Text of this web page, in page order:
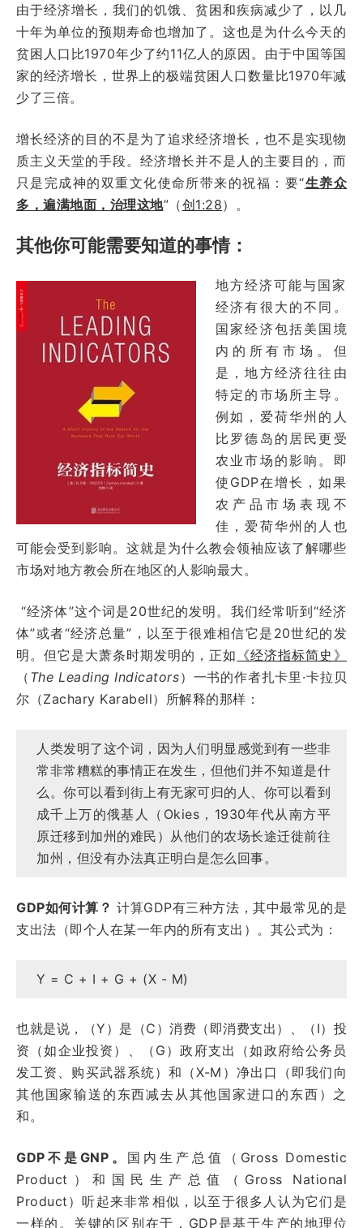
由于经济增长，我们的饥饿、贫困和疾病减少了，以几
十年为单位的预期寿命也增加了。这也是为什么今天的
贫困人口比1970年少了约11亿人的原因。由于中国等国
家的经济增长，世界上的极端贫困人口数量比1970年减
少了三倍。
增长经济的目的不是为了追求经济增长，也不是实现物
质主义天堂的手段。经济增长并不是人的主要目的，而
只是完成神的双重文化使命所带来的祝福：要“生养众
多，遍满地面，治理这地”（创1:28）。
其他你可能需要知道的事情：
地方经济可能与国家
经济有很大的不同。
国家经济包括美国境
内的所有市场。但
是，地方经济往往由
特定的市场所主导。
例如，爱荷华州的人
比罗德岛的居民更受
农业市场的影响。即
使GDP在增长，如果
农产品市场表现不
佳，爱荷华州的人也
可能会受到影响。这就是为什么教会领袖应该了解哪些
市场对地方教会所在地区的人影响最大。
“经济体”这个词是20世纪的发明。我们经常听到“经济
体”或者“经济总量”，以至于很难相信它是20世纪的发
明。但它是大萧条时期发明的，正如 《经济指标简史》
（ The Leading Indicators）一书的作者扎卡里·卡拉贝
尔（Zachary Karabell）所解释的那样：
人类发明了这个词，因为人们明显感觉到有一些非
常非常糟糕的事情正在发生，但他们并不知道是什
么。你可以看到街上有无家可归的人、你可以看到
成千上万的俄基人（Okies，1930年代从南方平
原迁移到加州的难民）从他们的农场长途迁徙前往
加州，但没有办法真正明白是怎么回事。
GDP如何计算？ 计算GDP有三种方法，其中最常见的是
支出法（即个人在某一年内的所有支出）。其公式为：
Y = C + I + G + (X - M)
也就是说，（Y）是（C）消费（即消费支出）、（I）投
资（如企业投资）、（G）政府支出（如政府给公务员
发工资、购买武器系统）和（X-M）净出口（即我们向
其他国家输送的东西减去从其他国家进口的东西）之
和。
GDP不是GNP。 国内生产总值（Gross Domestic
Product）和国民生产总值（Gross National
Product）听起来非常相似，以至于很多人认为它们是
一样的。关键的区别在于，GDP是基于生产的地理位